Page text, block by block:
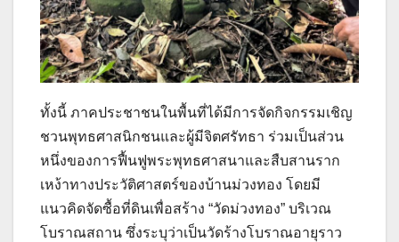
ทั้งนี้ ภาคประชาชนในพื้นที่ได้มีการจัดกิจกรรมเชิญ
ชวนพุทธศาสนิกชนและผู้มีจิตศรัทธา ร่วมเป็นส่วน
หนึ่งของการฟื้นฟูพระพุทธศาสนาและสืบสานราก
เหง้าทางประวัติศาสตร์ของบ้านม่วงทอง โดยมี
แนวคิดจัดซื้อที่ดินเพื่อสร้าง “วัดม่วงทอง” บริเวณ
โบราณสถาน ซึ่งระบุว่าเป็นวัดร้างโบราณอายุราว